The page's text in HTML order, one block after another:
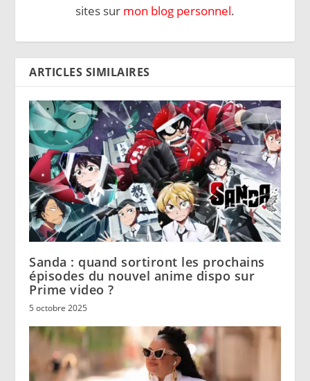
sites sur mon blog personnel.
ARTICLES SIMILAIRES
Sanda : quand sortiront les prochains
épisodes du nouvel anime dispo sur
Prime video ?
5 octobre 2025